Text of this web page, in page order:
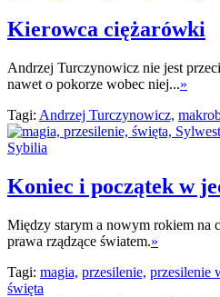
Kierowca ciężarówki
Andrzej Turczynowicz nie jest
nawet o pokorze wobec niej...»
Tagi: Andrzej Turczynowicz,
Koniec i początek w
Między starym a nowym rokiem na
prawa rządzące światem.»
Tagi: magia, przesilenie, przesilenie
święta